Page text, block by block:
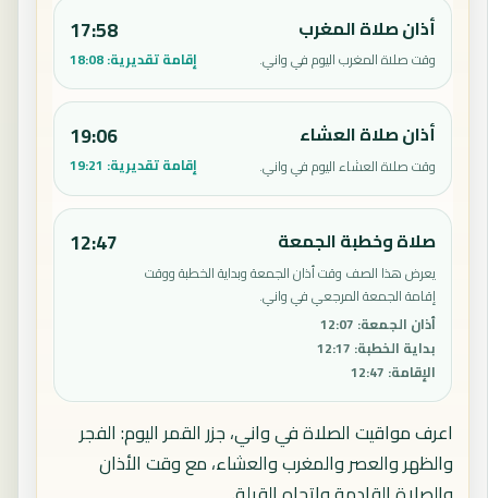
أذان صلاة المغرب
وقت صلاة المغرب اليوم في واني.
17:58
إقامة تقديرية:18:08
أذان صلاة العشاء
وقت صلاة العشاء اليوم في واني.
19:06
إقامة تقديرية: 19:21
صلاة وخطبة الجمعة
يعرض هذا الصف وقت أذان الجمعة وبداية الخطبة ووقت
إقامة الجمعة المرجعي في واني.
أذان الجمعة:
12:07
بداية الخطبة:
12:17
الإقامة:
12:47
12:47
اعرف مواقيت الصلاة في واني، جزر القمر اليوم: الفجر
والظهر والعصر والمغرب والعشاء، مع وقت الأذان